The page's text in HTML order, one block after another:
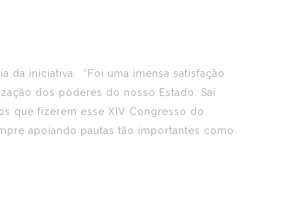
da iniciativa. “Foi uma imensa satisfação
dos poderes do nosso Estado. Saí
que fizerem esse XIV Congresso do
apoiando pautas tão importantes como